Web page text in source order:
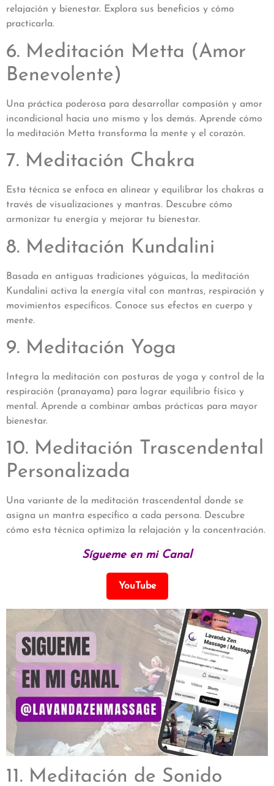
relajación y bienestar. Explora sus beneficios y cómo
practicarla.
6. Meditación Metta (Amor
Benevolente)
Una práctica poderosa para desarrollar compasión y amor
incondicional hacia uno mismo y los demás. Aprende cómo
la meditación Metta transforma la mente y el corazón.
7. Meditación Chakra
Esta técnica se enfoca en alinear y equilibrar los chakras a
través de visualizaciones y mantras. Descubre cómo
armonizar tu energía y mejorar tu bienestar.
8. Meditación Kundalini
Basada en antiguas tradiciones yóguicas, la meditación
Kundalini activa la energía vital con mantras, respiración y
movimientos específicos. Conoce sus efectos en cuerpo y
mente.
9. Meditación Yoga
Integra la meditación con posturas de yoga y control de la
respiración (pranayama) para lograr equilibrio físico y
mental. Aprende a combinar ambas prácticas para mayor
bienestar.
10. Meditación Trascendental
Personalizada
Una variante de la meditación trascendental donde se
asigna un mantra específico a cada persona. Descubre
cómo esta técnica optimiza la relajación y la concentración.
Sígueme en mi Canal
YouTube
11. Meditación de Sonido